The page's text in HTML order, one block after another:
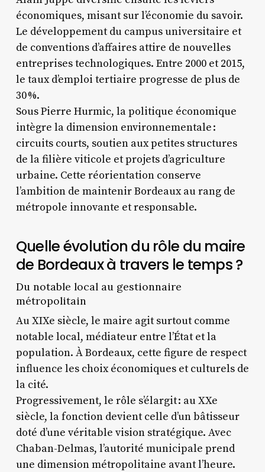
économiques, misant sur l’économie du savoir.
Le développement du campus universitaire et
de conventions d’affaires attire de nouvelles
entreprises technologiques. Entre 2000 et 2015,
le taux d’emploi tertiaire progresse de plus de
30 %.
Sous Pierre Hurmic, la politique économique
intègre la dimension environnementale :
circuits courts, soutien aux petites structures
de la filière viticole et projets d’agriculture
urbaine. Cette réorientation conserve
l’ambition de maintenir Bordeaux au rang de
métropole innovante et responsable.
Quelle évolution du rôle du maire
de Bordeaux à travers le temps ?
Du notable local au gestionnaire
métropolitain
Au XIXe siècle, le maire agit surtout comme
notable local, médiateur entre l’État et la
population. À Bordeaux, cette figure de respect
influence les choix économiques et culturels de
la cité.
Progressivement, le rôle s’élargit : au XXe
siècle, la fonction devient celle d’un bâtisseur
doté d’une véritable vision stratégique. Avec
Chaban-Delmas, l’autorité municipale prend
une dimension métropolitaine avant l’heure.